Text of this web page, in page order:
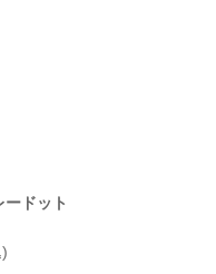
ドット